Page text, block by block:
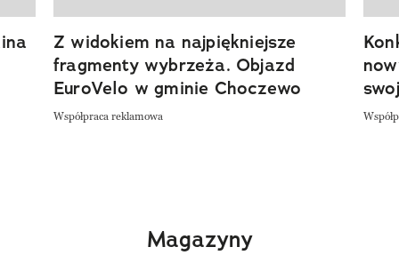
Z widokiem na najpiękniejsze
fragmenty wybrzeża. Objazd
EuroVelo w gminie Choczewo
Współpraca reklamowa
Magazyny